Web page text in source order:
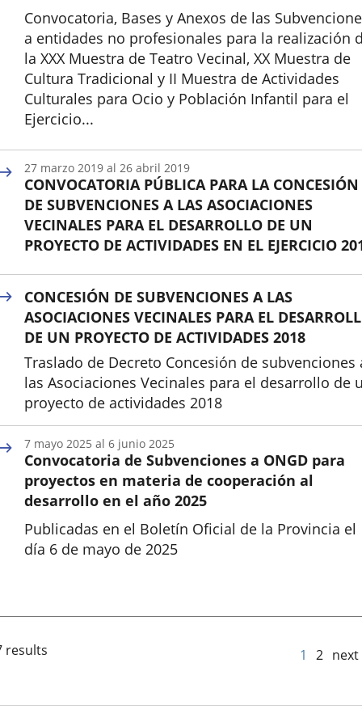
Convocatoria, Bases y Anexos de las
a entidades no profesionales para la realización
la XXX Muestra de Teatro Vecinal, XX Muestra de
Cultura Tradicional y II Muestra de Actividades
Culturales para Ocio y Población Infantil para el
Ejercicio...
Inicio
CONVOCATORIA PÚBLICA PARA LA CONCESIÓN
DE SUBVENCIONES A LAS ASOCIACIONES
VECINALES PARA EL DESARROLLO DE UN
PROYECTO DE ACTIVIDADES EN EL EJERCICIO
Inicio
27 marzo 2019 al 26 abril 2019
CONCESIÓN DE SUBVENCIONES A LAS
ASOCIACIONES VECINALES PARA EL
DE UN PROYECTO DE ACTIVIDADES 2018
Traslado de Decreto Concesión de subvenciones
las Asociaciones Vecinales para el desarrollo de
proyecto de actividades 2018
Convocatoria de Subvenciones a ONGD para
proyectos en materia de cooperación al
desarrollo en el año 2025
Publicadas en el Boletín Oficial de la Provincia el
día 6 de mayo de 2025
7 mayo 2025 al 6 junio 2025
results 1 2 next